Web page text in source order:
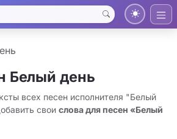
Белый день
всех песен исполнителя "Белый
свои слова для песен «Белый